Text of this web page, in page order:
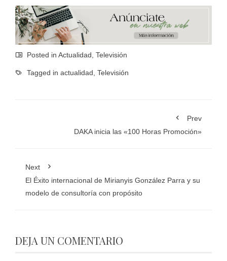
Posted in Actualidad, Televisión
Tagged in actualidad, Televisión
Prev
DAKA inicia las «100 Horas Promoción»
Next
El Éxito internacional de Mirianyis González Parra y su
modelo de consultoría con propósito
DEJA UN COMENTARIO